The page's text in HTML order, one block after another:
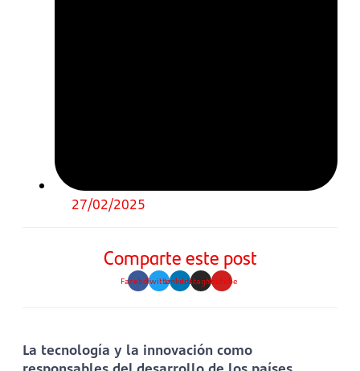
27/02/2025
Comparte este post
FacebookTwitterLinkedinInstagramYoutube
La tecnología y la innovación como